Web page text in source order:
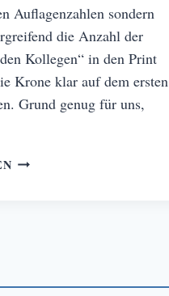
Auflagenzahlen sondern
die Anzahl der
Kollegen“ in den Print
Krone klar auf dem ersten
Grund genug für uns,
KRONEN